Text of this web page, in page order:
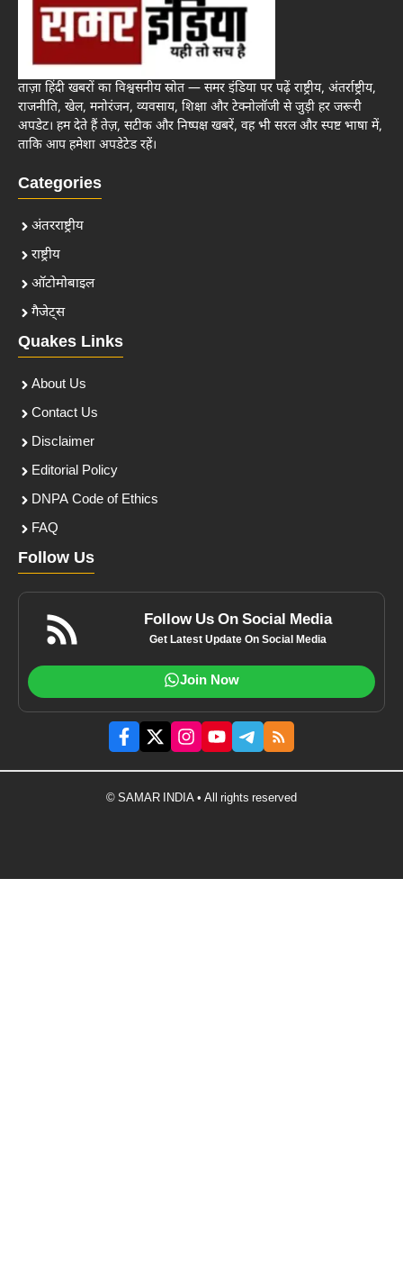
ताज़ा हिंदी खबरों का विश्वसनीय स्रोत — समर इंडिया पर पढ़ें राष्ट्रीय, अंतर्राष्ट्रीय,
राजनीति, खेल, मनोरंजन, व्यवसाय, शिक्षा और टेक्नोलॉजी से जुड़ी हर जरूरी
अपडेट। हम देते हैं तेज़, सटीक और निष्पक्ष खबरें, वह भी सरल और स्पष्ट भाषा में,
ताकि आप हमेशा अपडेटेड रहें।
Categories
अंतरराष्ट्रीय
राष्ट्रीय
ऑटोमोबाइल
गैजेट्स
Quakes Links
About Us
Contact Us
Disclaimer
Editorial Policy
DNPA Code of Ethics
FAQ
Follow Us
Follow Us On Social Media
Get Latest Update On Social Media
Join Now
© SAMAR INDIA • All rights reserved